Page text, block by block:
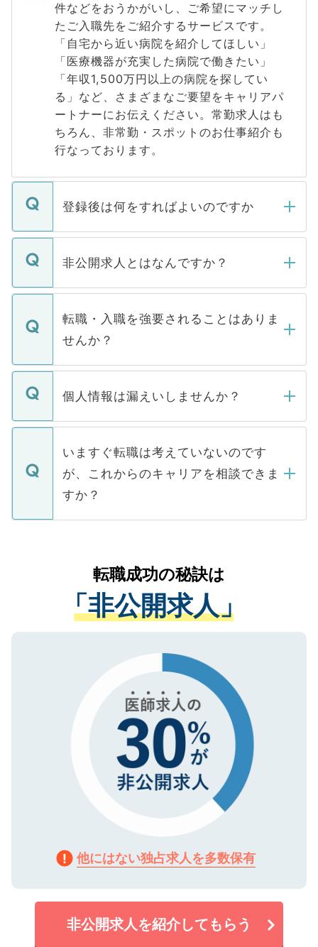
件などをおうかがいし、ご希望にマッチし
たご入職先をご紹介するサービスです。
「自宅から近い病院を紹介してほしい」
「医療機器が充実した病院で働きたい」
「年収1,500万円以上の病院を探してい
る」など、さまざまなご要望をキャリアパ
ートナーにお伝えください。常勤求人はも
ちろん、非常勤・スポットのお仕事紹介も
行なっております。
登録後は何をすればよいのですか
ご登録いただきましたら、弊社担当者がご
登録内容を確認し、その後メールもしくは
ます。通常、5営業日以内にはご連絡をせて
いただきますので、しばらくお待ちくださ
非公開求人とはなんですか？
マイナビDOCTORで取り扱っている求人の
うち約3割は、Webサイトからご覧いただ
けない「非公開求人」です。非公開求人は
下記の理由によって、一般には公開してい
ません。
■応募殺到を避けるため 人気のある医療機
関を公にしてしまうと、応募が殺到する場
に、医療機関が求める条件に合った人材の
みを人材紹介会社に依頼するケースが増え
ています。
転職・入職を強要されることはありま
せんか？
転職・入職を強要することは一切ありませ
ん。また、仮に応募先から内定をいただい
定を承諾する必要はありません。内定先へ
の辞退の連絡はキャリアパートナーが行い
個人情報は漏えいしませんか？
個人情報が漏えいすることはありませんの
で、ご安心ください。当サイトからの登録
などで収集したご登録者様の個人情報は、
ご本人のキャリアアップおよび転職活動の
支援を目的に使用いたします。お預かりし
ているすべての個人データはご本人の許可
は、個人情報の取り扱いについての厳密な
管理基準を満たした事業者のみに付与され
る、プライバシーマークを取得済みです。
で、機密保持に関してもご安心ください。
いますぐ転職は考えていないのです
が、これからのキャリアを相談できま
すか？
かがいして、現在の医療機関の状況や紹介
経験をまじえながら、適切なアドバイスを
させていただきます。すぐにご転職をされ
ない方には、長期的なサポートが可能です
ので、まずはご登録ください。
転職成功の秘訣は
「非公開求人」
他にはない独占求人を多数保有
非公開求人を紹介してもらう